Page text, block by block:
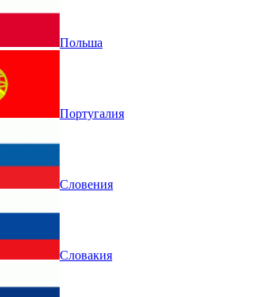
Польша
Португалия
Словения
Словакия